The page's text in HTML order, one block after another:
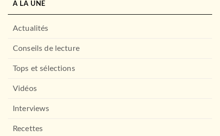
ARMAND COLIN
À LA UNE
Actualités
Conseils de lecture
Tops et sélections
Vidéos
Interviews
Recettes